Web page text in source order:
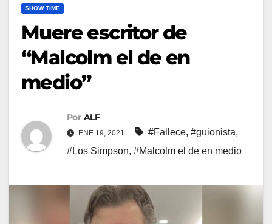
SHOW TIME
Muere escritor de
“Malcolm el de en
medio”
Por ALF
ENE 19, 2021 #Fallece, #guionista,
#Los Simpson, #Malcolm el de en medio